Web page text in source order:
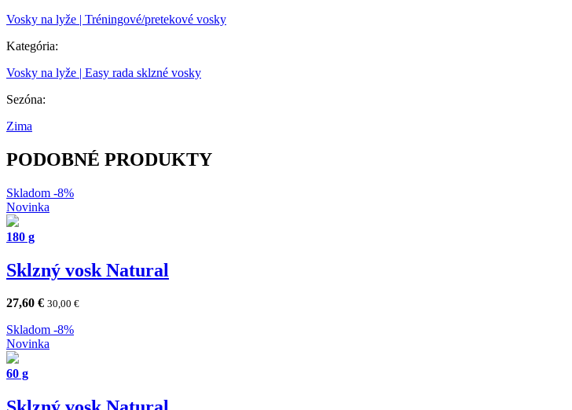
Vosky na lyže | Tréningové/pretekové vosky
Kategória:
Vosky na lyže | Easy rada sklzné vosky
Sezóna:
Zima
PODOBNÉ PRODUKTY
Skladom -8%
Novinka
180 g
Sklzný vosk Natural
27,60 € 30,00 €
Skladom -8%
Novinka
60 g